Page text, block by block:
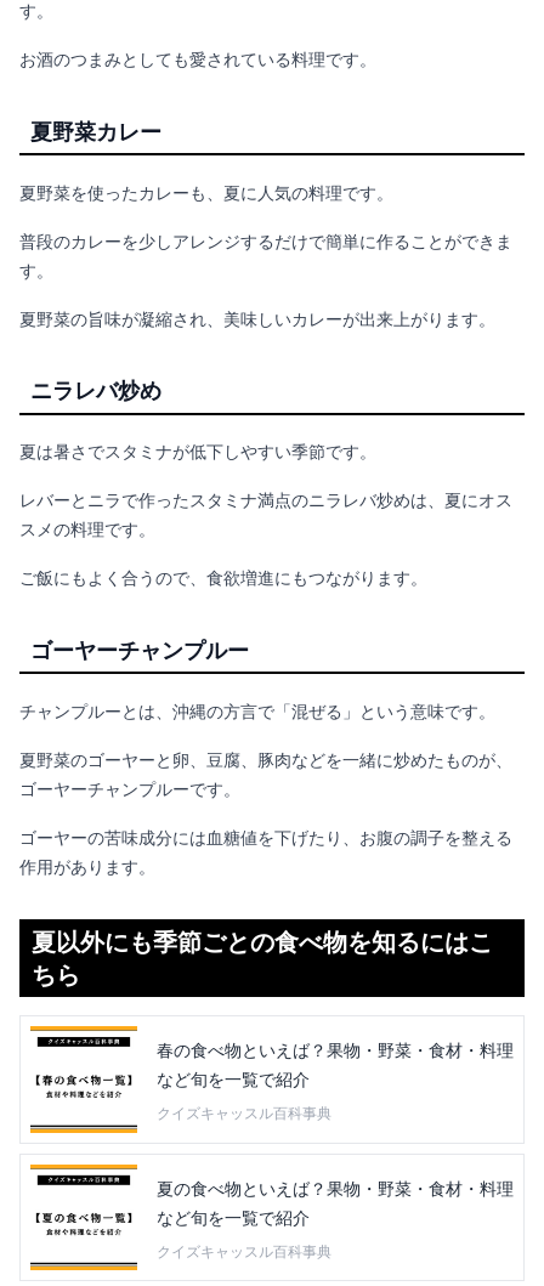
す。
お酒のつまみとしても愛されている料理です。
夏野菜カレー
夏野菜を使ったカレーも、夏に人気の料理です。
普段のカレーを少しアレンジするだけで簡単に作ることができま
す。
夏野菜の旨味が凝縮され、美味しいカレーが出来上がります。
ニラレバ炒め
夏は暑さでスタミナが低下しやすい季節です。
レバーとニラで作ったスタミナ満点のニラレバ炒めは、夏にオス
スメの料理です。
ご飯にもよく合うので、食欲増進にもつながります。
ゴーヤーチャンプルー
チャンプルーとは、沖縄の方言で「混ぜる」という意味です。
夏野菜のゴーヤーと卵、豆腐、豚肉などを一緒に炒めたものが、
ゴーヤーチャンプルーです。
ゴーヤーの苦味成分には血糖値を下げたり、お腹の調子を整える
作用があります。
夏以外にも季節ごとの食べ物を知るにはこ
ちら
春の食べ物といえば？果物・野菜・食材・料理
など旬を一覧で紹介
クイズキャッスル百科事典
夏の食べ物といえば？果物・野菜・食材・料理
など旬を一覧で紹介
クイズキャッスル百科事典